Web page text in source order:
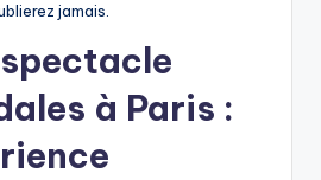
jamais.
à Paris :